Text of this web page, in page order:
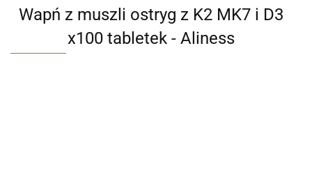
Wapń z muszli ostryg z K2 MK7 i D3
x100 tabletek - Aliness